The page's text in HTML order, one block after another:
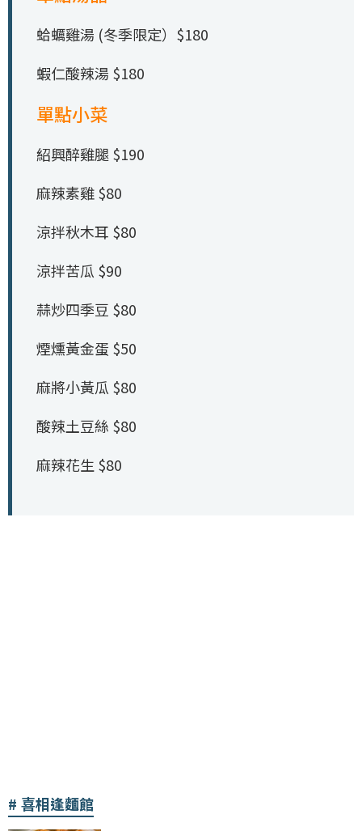
蛤蠣雞湯 (冬季限定）$180
蝦仁酸辣湯 $180
單點小菜
紹興醉雞腿 $190
麻辣素雞 $80
涼拌秋木耳 $80
涼拌苦瓜 $90
蒜炒四季豆 $80
煙燻黃金蛋 $50
麻將小黃瓜 $80
酸辣土豆絲 $80
麻辣花生 $80
喜相逢麵館